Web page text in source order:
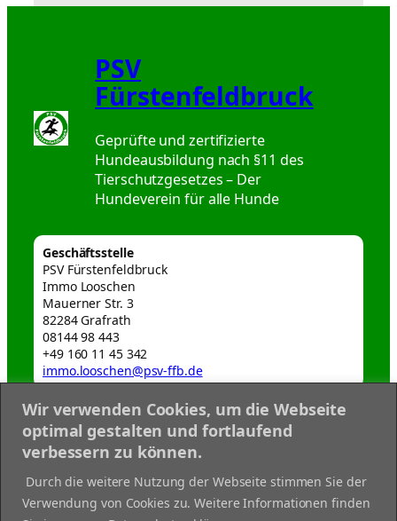
Wir verwenden Cookies, um die Webseite
optimal gestalten und fortlaufend
verbessern zu können.
Durch die weitere Nutzung der Webseite stimmen Sie der
Verwendung von Cookies zu. Weitere Informationen finden
PSV
Fürstenfeldbruck
Geprüfte und zertifizierte
Hundeausbildung nach §11 des
Tierschutzgesetzes – Der
Hundeverein für alle Hunde
Geschäftsstelle
PSV Fürstenfeldbruck
Immo Looschen
Mauerner Str. 3
82284 Grafrath
08144 98 443
+49 160 11 45 342
immo.looschen@psv-ffb.de
Webmaster
webmaster@psv-ffb.de
Datenschutzerklärung
Disclaimer